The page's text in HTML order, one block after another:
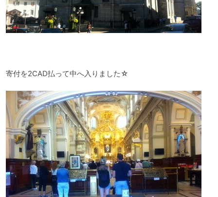
寄付を2CAD払って中へ入りました☆